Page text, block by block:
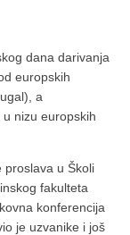
dana darivanja
europskih
a
nizu europskih
proslava u Školi
fakulteta
konferencija
je uzvanike i još